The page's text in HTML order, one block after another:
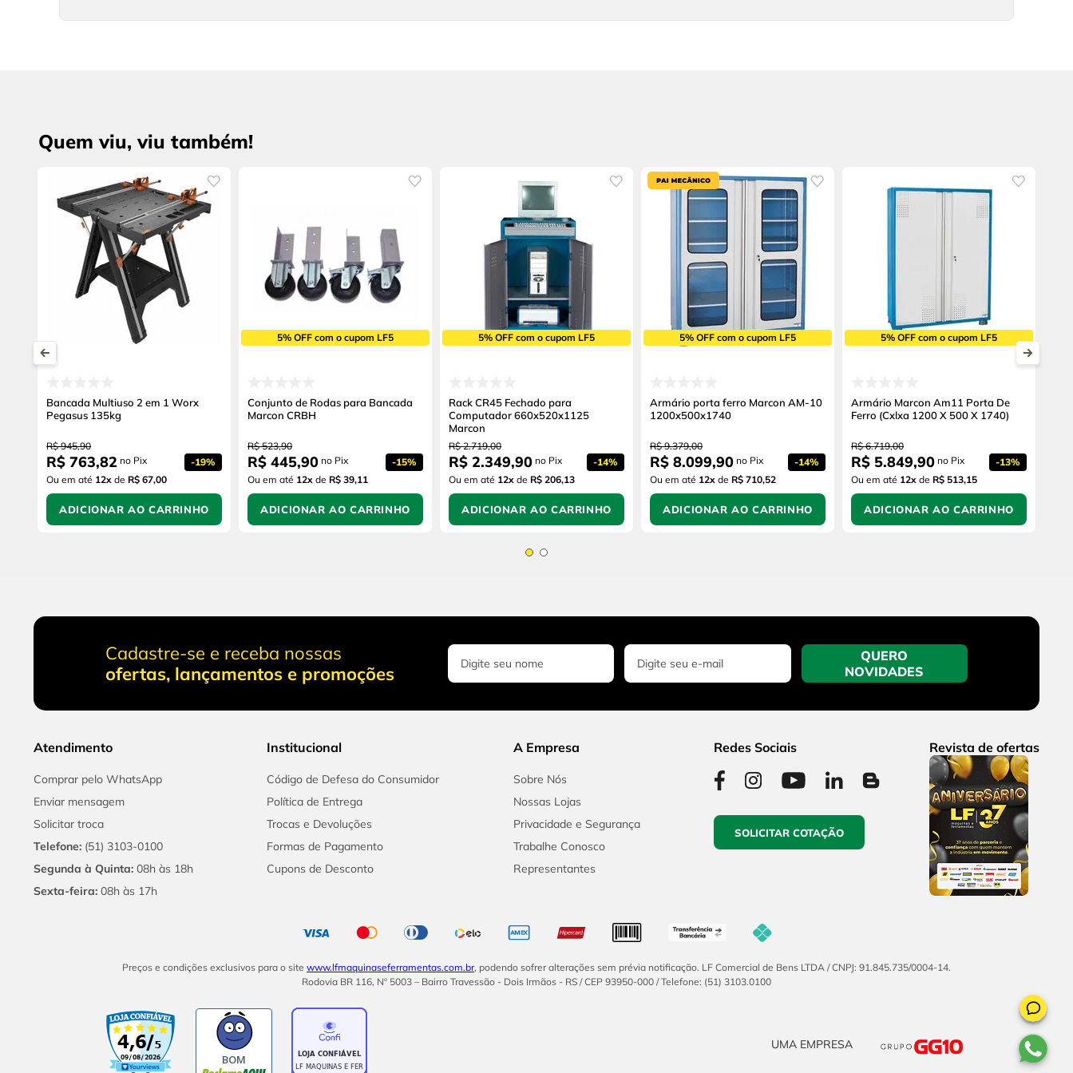
Quem viu, viu também!
Bancada Multiuso 2 em 1 Worx
Pegasus 135kg
R$ 945,90
R$ 763,82 no Pix -19%
Ou em até 12x de R$ 67,00
ADICIONAR AO CARRINHO
5% OFF com o cupom LF5
Conjunto de Rodas para Bancada
Marcon CRBH
R$ 523,90
R$ 445,90 no Pix -15%
Ou em até 12x de R$ 39,11
ADICIONAR AO CARRINHO
5% OFF com o cupom LF5
Rack CR45 Fechado para
Computador 660x520x1125
Marcon
R$ 2.719,00
R$ 2.349,90 no Pix -14%
Ou em até 12x de R$ 206,13
ADICIONAR AO CARRINHO
5% OFF com o cupom LF5
Armário porta ferro Marcon AM-10
1200x500x1740
R$ 9.379,00
R$ 8.099,90 no Pix -14%
Ou em até 12x de R$ 710,52
ADICIONAR AO CARRINHO
5% OFF com o cupom LF5
Armário Marcon Am11 Porta De
Ferro (Cxlxa 1200 X 500 X 1740)
R$ 6.719,00
R$ 5.849,90 no Pix -13%
Ou em até 12x de R$ 513,15
ADICIONAR AO CARRINHO
Cadastre-se e receba nossas
ofertas, lançamentos e promoções
QUERO
NOVIDADES
Atendimento
Comprar pelo WhatsApp
Enviar mensagem
Solicitar troca
Telefone: (51) 3103-0100
Segunda à Quinta: 08h às 18h
Sexta-feira: 08h às 17h
Institucional
Código de Defesa do Consumidor
Política de Entrega
Trocas e Devoluções
Formas de Pagamento
Cupons de Desconto
A Empresa
Sobre Nós
Nossas Lojas
Privacidade e Segurança
Trabalhe Conosco
Representantes
Redes Sociais
SOLICITAR COTAÇÃO
Revista de ofertas
Preços e condições exclusivos para o site www.lfmaquinaseferramentas.com.br, podendo sofrer alterações sem prévia notificação. LF Comercial de Bens LTDA / CNPJ: 91.845.735/0004-14.
Rodovia BR 116, Nº 5003 – Bairro Travessão - Dois Irmãos - RS / CEP 93950-000 / Telefone: (51) 3103.0100
BOM
UMA EMPRESA